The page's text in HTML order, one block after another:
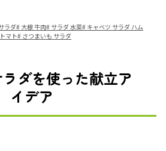
ラダ# 大根 牛肉# サラダ 水菜# キャベツ サラダ ハム
マト# さつまいも サラダ
ダを使った献立ア
イデア